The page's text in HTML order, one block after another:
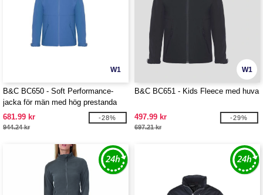
W1
B&C BC650 - Soft Performance-
jacka för män med hög prestanda
681.99 kr
944.24 kr
-28%
W1
B&C BC651 - Kids Fleece med huva
497.99 kr
697.21 kr
-29%